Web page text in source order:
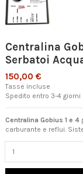
Centralina
Serbatoi
150,00 €
Tasse incluse
Spedito entro 3-4 giorni
Centralina Gobius 1 e 4
carburante e reflui.